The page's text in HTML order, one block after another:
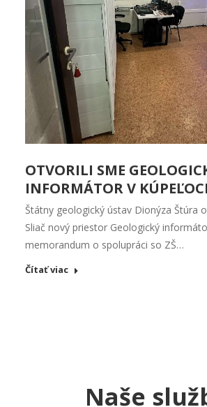
OTVORILI SME
INFORMÁTOR V
Štátny geologický ústav Dionýza Štúra
Sliač nový priestor Geologický
memorandum o spolupráci so ZŠ…
Čítať viac
Naše